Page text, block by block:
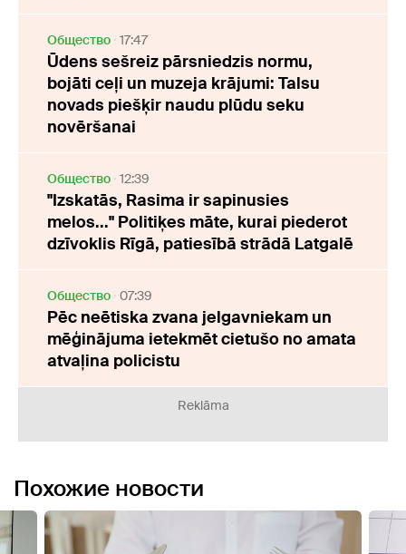
Oбщество 17:47
Ūdens sešreiz pārsniedzis normu,
bojāti ceļi un muzeja krājumi: Talsu
novads piešķir naudu plūdu seku
novēršanai
Oбщество 12:39
"Izskatās, Rasima ir sapinusies
melos..." Politiķes māte, kurai piederot
dzīvoklis Rīgā, patiesībā strādā Latgalē
Oбщество 07:39
Pēc neētiska zvana jelgavniekam un
mēģinājuma ietekmēt cietušo no amata
atvaļina policistu
Reklāma
Похожие новости